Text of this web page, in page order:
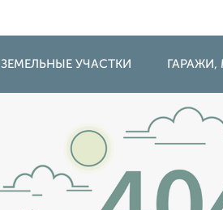
ЗЕМЕЛЬНЫЕ УЧАСТКИ